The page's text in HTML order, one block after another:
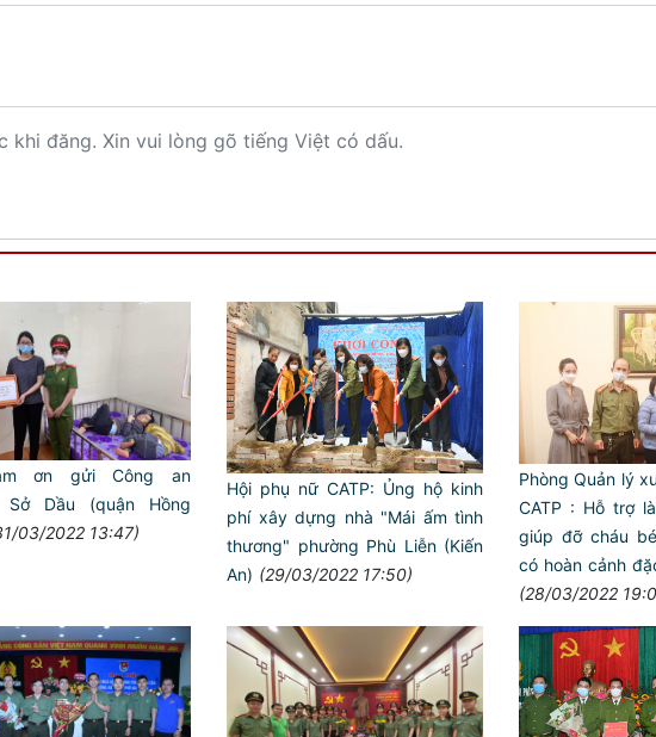
đăng. Xin vui lòng gõ tiếng Việt có dấu.
ơn gửi Công an
Sở Dầu (quận Hồng
03/2022 13:47)
Hội phụ nữ CATP: Ủng hộ kinh
phí xây dựng nhà "Mái ấm tình
thương" phường Phù Liễn (Kiến
An) (29/03/2022 17:50)
Phòng Quản lý
CATP : Hỗ trợ
giúp đỡ cháu
có hoàn cảnh
(28/03/2022